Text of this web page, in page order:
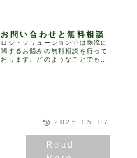
お問い合わせと無料相談
ロジ・ソリューションでは物流に
関するお悩みの無料相談を行って
おります。どのようなことでもお
2025.05.07